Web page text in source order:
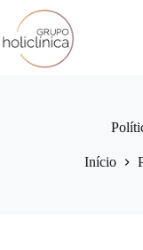
Início